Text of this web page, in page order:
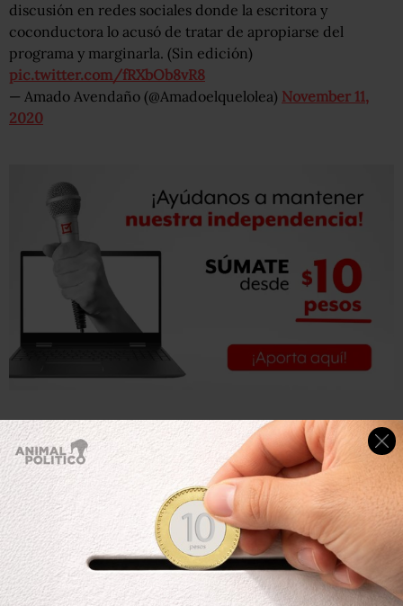
discusión en redes sociales donde la escritora y
coconductora lo acusó de tratar de apropiarse del
programa y marginarla. (Sin edición)
pic.twitter.com/fRXbOb8vR8
— Amado Avendaño (@Amadoelquelolea) November 11,
2020
Los hechos tuvieron su origen en un diferendo previo
entre ambos conductores en Twitter, ante la
inconformidad que provocó en Ackerman que Sabina
Berman aceptara participar en una mesa de debate con
Denise Dresser, en el programa de radio de Carmen
Aristegui.